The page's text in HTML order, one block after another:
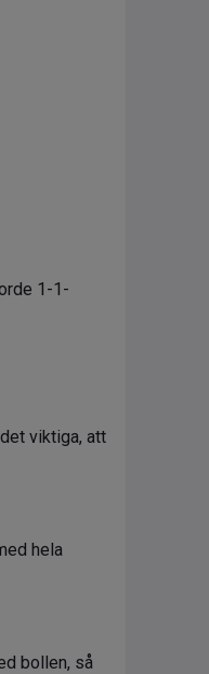
1-1-
viktiga, att
hela
bollen, så